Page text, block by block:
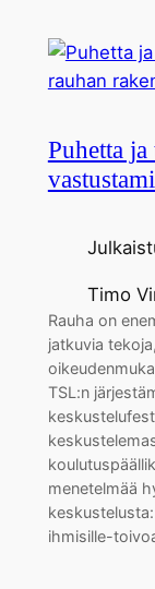
Puhetta
Timo
Rauha on
jatkuvia
TSL:n
menetelmää
ihmisille-